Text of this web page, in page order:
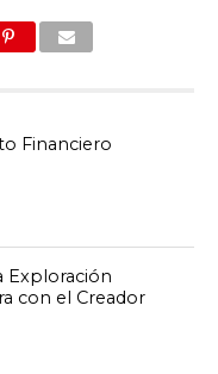
Financiero
Exploración
con el Creador